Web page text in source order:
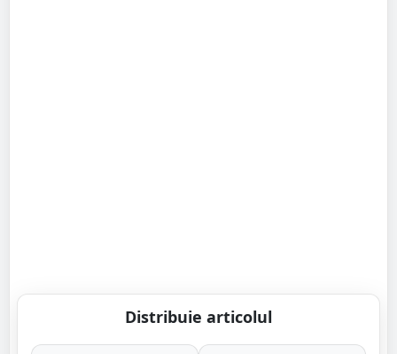
Distribuie articolul